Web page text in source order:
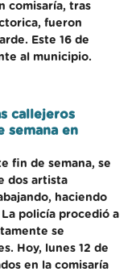
comisaría, tras
fueron
Este 16 de
al municipio.
callejeros
semana en
fin de semana, se
dos artista
haciendo
policía procedió a
se
Hoy, lunes 12 de
en la comisaría